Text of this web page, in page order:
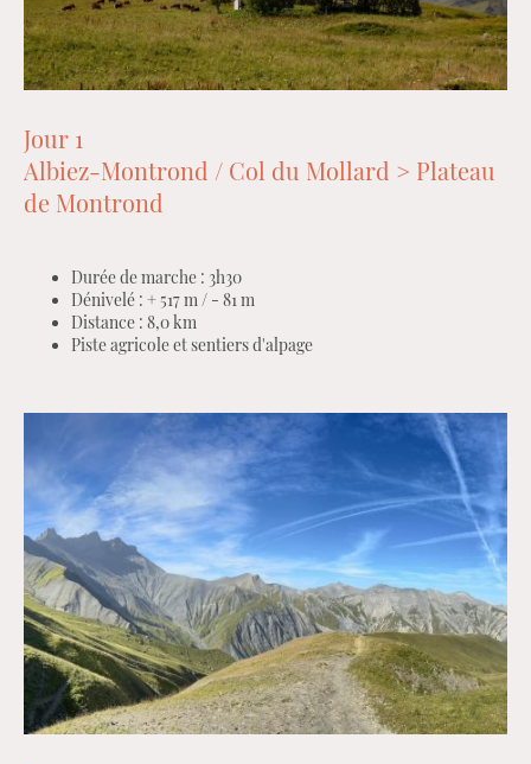
Jour 1
Albiez-Montrond / Col du Mollard > Plateau
de Montrond
Durée de marche : 3h30
Dénivelé : + 517 m / - 81 m
Distance : 8,0 km
Piste agricole et sentiers d'alpage